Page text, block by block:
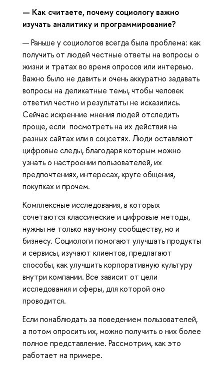
— Как считаете, почему социологу важно
изучать аналитику и программирование?
— Раньше у социологов всегда была проблема: как
получить от людей честные ответы на вопросы о
жизни и тратах во время опросов или интервью.
Важно было не давить и очень аккуратно задавать
вопросы на деликатные темы, чтобы человек
ответил честно и результаты не исказились.
Сейчас искренние мнения людей отследить
проще, если посмотреть на их действия на
разных сайтах или в соцсетях. Люди оставляют
цифровые следы, благодаря которым можно
узнать о настроении пользователей, их
предпочтениях, интересах, круге общения,
покупках и прочем.
Комплексные исследования, в которых
сочетаются классические и цифровые методы,
нужны не только научному сообществу, но и
бизнесу. Социологи помогают улучшать продукты
и сервисы, изучают клиентов, предлагают
способы, как улучшить корпоративную культуру
внутри компании. Все зависит от цели
исследования и сферы, для которой оно
проводится.
Если понаблюдать за поведением пользователей,
а потом опросить их, можно получить о них более
полное представление. Рассмотрим, как это
работает на примере.